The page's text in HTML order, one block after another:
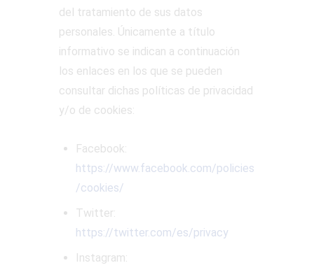
del tratamiento de sus datos
personales. Únicamente a título
informativo se indican a continuación
los enlaces en los que se pueden
consultar dichas políticas de privacidad
y/o de cookies:
Facebook:
https://www.facebook.com/policies
/cookies/
Twitter:
https://twitter.com/es/privacy
Instagram: